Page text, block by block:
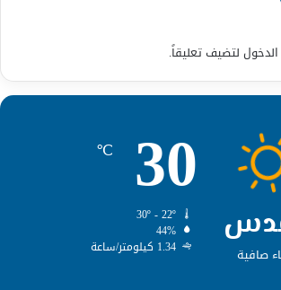
لتضيف تعليقاً.
صافية
30
℃
44%
1.34 كيلومتر/ساعة